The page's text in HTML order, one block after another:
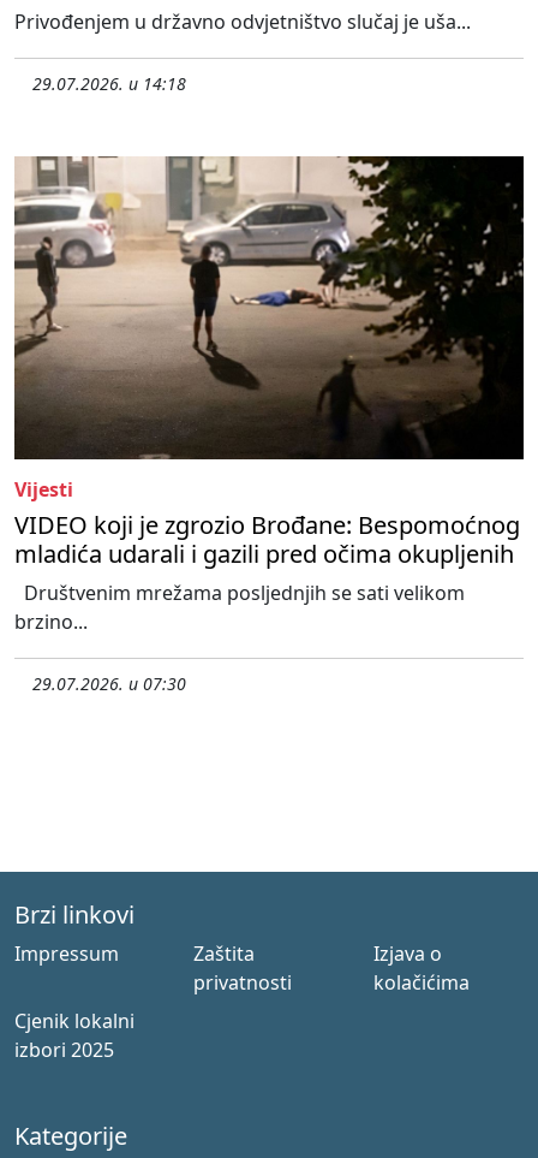
Privođenjem u državno odvjetništvo slučaj je uša...
29.07.2026. u 14:18
Vijesti
VIDEO koji je zgrozio Brođane: Bespomoćnog
mladića udarali i gazili pred očima okupljenih
Društvenim mrežama posljednjih se sati velikom
brzino...
29.07.2026. u 07:30
Brzi linkovi
Impressum
Zaštita
privatnosti
Izjava o
kolačićima
Cjenik lokalni
izbori 2025
Kategorije